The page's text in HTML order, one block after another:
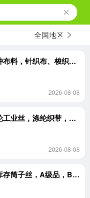
全国地区
长期大量收各种布料，针织布、梭织布、棉布、化纤布、涤棉布、牛仔布、复合布，卷筒、大块布、碎布
2026-08-08
涤纶废丝，涤纶工业丝，涤纶织带，化纤废丝，大量回收
2026-08-08
化纤筒子丝，库存筒子丝，A级品，B级品，C级品，库存短纤，各种库存料，大量回收